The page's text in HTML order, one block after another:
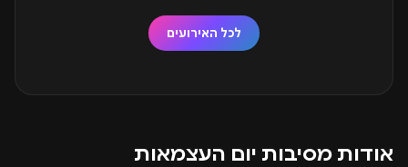
לכל האירועים
אודות מסיבות יום העצמאות